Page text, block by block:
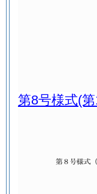
第8号様式(